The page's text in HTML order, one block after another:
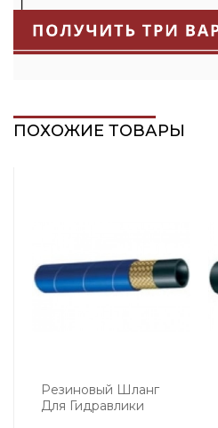
ПОХОЖИЕ ТОВАРЫ
Резиновый Шланг
Для Гидравлики